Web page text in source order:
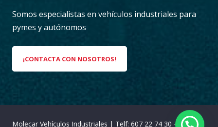
Somos especialistas en vehículos industriales para
pymes y autónomos
¡CONTACTA CON NOSOTROS!
Molecar Vehículos Industriales | Telf: 607 22 74 30 -